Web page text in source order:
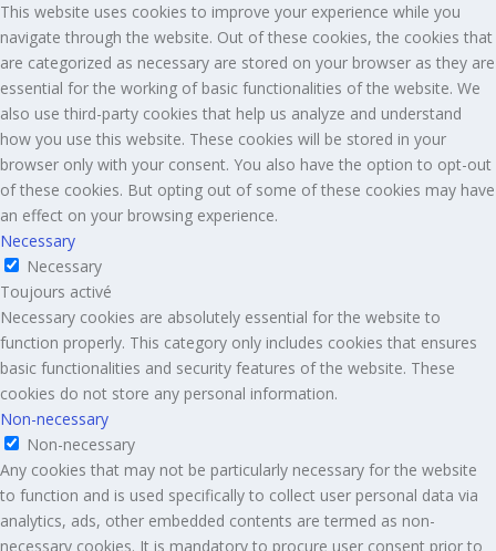
This website uses cookies to improve your experience while you
navigate through the website. Out of these cookies, the cookies that
are categorized as necessary are stored on your browser as they are
essential for the working of basic functionalities of the website. We
also use third-party cookies that help us analyze and understand
how you use this website. These cookies will be stored in your
browser only with your consent. You also have the option to opt-out
of these cookies. But opting out of some of these cookies may have
an effect on your browsing experience.
Necessary
Necessary
Toujours activé
Necessary cookies are absolutely essential for the website to
function properly. This category only includes cookies that ensures
basic functionalities and security features of the website. These
cookies do not store any personal information.
Non-necessary
Non-necessary
Any cookies that may not be particularly necessary for the website
to function and is used specifically to collect user personal data via
analytics, ads, other embedded contents are termed as non-
necessary cookies. It is mandatory to procure user consent prior to